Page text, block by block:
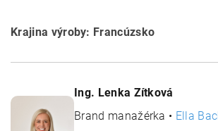
Krajina výroby: Francúzsko
Ing. Lenka Zítková
Brand manažérka • Ella